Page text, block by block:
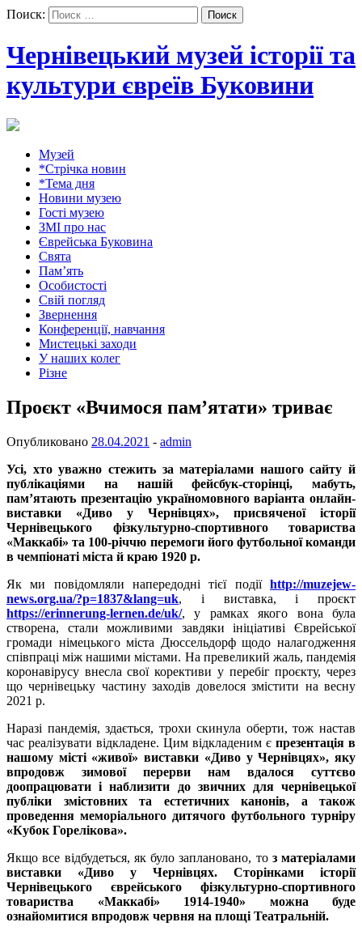
Поиск:
Чернівецький музей історії та
культури євреїв Буковини
Музей
*Стрічка новин
*Тема дня
Новини музею
Гості музею
ЗМІ про нас
Єврейська Буковина
Свята
Пам’ять
Особистості
Свій погляд
Звернення
Конференції, навчання
Мистецькі заходи
У наших колег
Різне
Проєкт «Вчимося пам’ятати» триває
Опубликовано 28.04.2021 - admin
Усі, хто уважно стежить за матеріалами нашого сайту й
публікаціями на нашій фейсбук-сторінці, мабуть,
пам’ятають презентацію україномовного варіанта онлайн-
виставки «Диво у Чернівцях», присвяченої історії
Чернівецького фізкультурно-спортивного товариства
«Маккабі» та 100-річчю перемоги його футбольної команди
в чемпіонаті міста й краю 1920 р.
Як ми повідомляли напередодні тієї події http://muzejew-
news.org.ua/?p=1837&lang=uk, і виставка, і проєкт
https://erinnerung-lernen.de/uk/, у рамках якого вона була
створена, стали можливими завдяки ініціативі Єврейської
громади німецького міста Дюссельдорф щодо налагодження
співпраці між нашими містами. На превеликий жаль, пандемія
коронавірусу внесла свої корективи у перебіг проєкту, через
що чернівецьку частину заходів довелося змістити на весну
2021 р.
Наразі пандемія, здається, трохи скинула оберти, тож настав
час реалізувати відкладене. Цим відкладеним є презентація в
нашому місті «живої» виставки «Диво у Чернівцях», яку
впродовж зимової перерви нам вдалося суттєво
доопрацювати і наблизити до звичних для чернівецької
публіки змістовних та естетичних канонів, а також
проведення меморіального дитячого футбольного турніру
«Кубок Горелікова».
Якщо все відбудеться, як було заплановано, то з матеріалами
виставки «Диво у Чернівцях. Сторінками історії
Чернівецького єврейського фізкультурно-спортивного
товариства «Маккабі» 1914-1940» можна буде
ознайомитися впродовж червня на площі Театральній.